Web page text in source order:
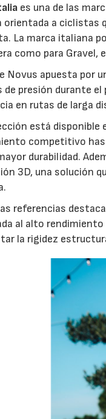
es una de las
orientada a ciclistas
La marca italiana
como para Gravel,
Novus apuesta por
de presión durante
en rutas de larga
está disponible
competitivo
durabilidad.
3D, una solución
referencias
al alto rendimiento
la rigidez